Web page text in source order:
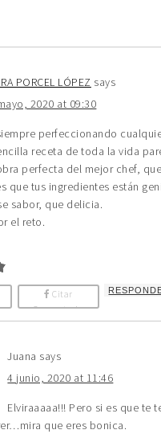
PORCEL LÓPEZ says
2020 at 09:30
perfeccionando
receta de toda la vida
perfecta del mejor chef,
que tus ingredientes están
sabor, que delicia.
el reto.
Citar
Comentario
Juana says
4 junio, 2020 at 11:46
Elviraaaaa!!! Pero si es que te
que eres bonica.